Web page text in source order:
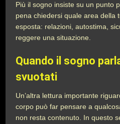
Più il sogno insiste su un punto
pena chiedersi quale area della
esposta: relazioni, autostima,
reggere una situazione.
Quando il sogno
svuotati
Un’altra lettura importante
corpo può far pensare a
non resta contenuto. In questo